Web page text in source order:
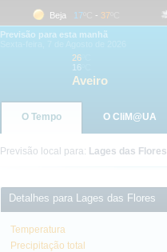
Beja 17 ºC- 37 ºC
Previsão para esta manhã
26
16
Aveiro
O Tempo O CliM@UA
Previsão local para: Lages das Flores
Detalhes para Lages das Flores
Temperatura
Precipitação total